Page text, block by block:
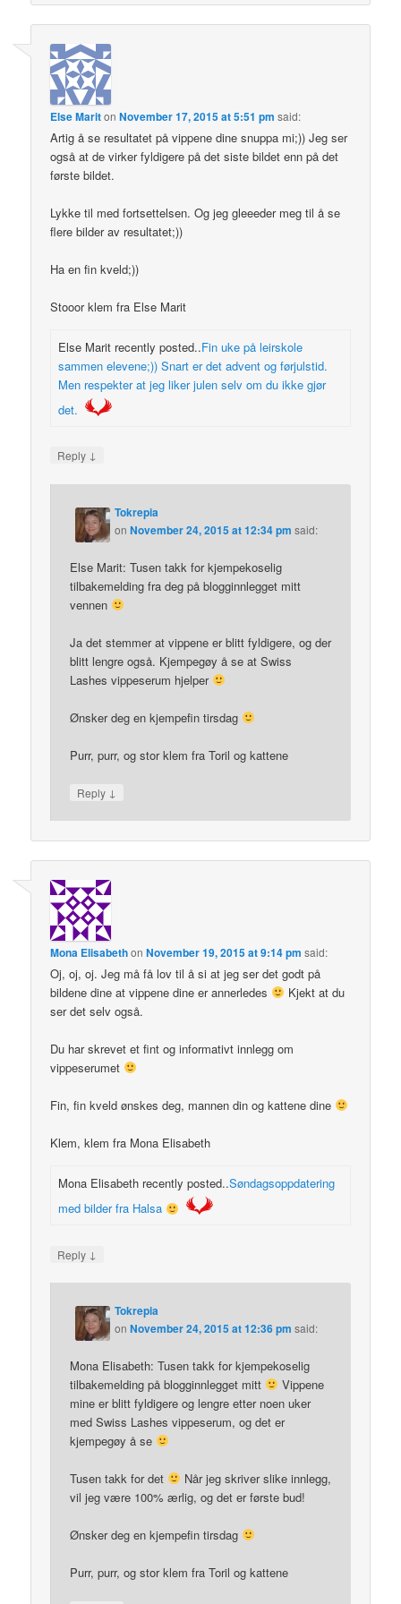
Else MaritonNovember 17, 2015 at 5:51 pm said:
Artig å se resultatet på vippene dine snuppa mi;)) Jeg ser
også at de virker fyldigere på det siste bildet enn på det
første bildet.
Lykke til med fortsettelsen. Og jeg gleeeder meg til å se
flere bilder av resultatet;))
Ha en fin kveld;))
Stooor klem fra Else Marit
Else Marit recently posted..Fin uke på leirskole
sammen elevene;)) Snart er det advent og førjulstid.
Men respekter at jeg liker julen selv om du ikke gjør
det.
Reply ↓
Tokrepia
onNovember 24, 2015 at 12:34 pm said:
Else Marit: Tusen takk for kjempekoselig
tilbakemelding fra deg på blogginnlegget mitt
vennen
Ja det stemmer at vippene er blitt fyldigere, og der
blitt lengre også. Kjempegøy å se at Swiss
Lashes vippeserum hjelper
Ønsker deg en kjempefin tirsdag
Purr, purr, og stor klem fra Toril og kattene
Reply ↓
Mona ElisabethonNovember 19, 2015 at 9:14 pm said:
Oj, oj, oj. Jeg må få lov til å si at jeg ser det godt på
bildene dine at vippene dine er annerledes
Kjekt at du
ser det selv også.
Du har skrevet et fint og informativt innlegg om
vippeserumet
Fin, fin kveld ønskes deg, mannen din og kattene dine
Klem, klem fra Mona Elisabeth
Mona Elisabeth recently posted..Søndagsoppdatering
med bilder fra Halsa
Reply ↓
Tokrepia
onNovember 24, 2015 at 12:36 pm said:
Mona Elisabeth: Tusen takk for kjempekoselig
tilbakemelding på blogginnlegget mitt
Vippene
mine er blitt fyldigere og lengre etter noen uker
med Swiss Lashes vippeserum, og det er
kjempegøy å se
Tusen takk for det
Når jeg skriver slike innlegg,
vil jeg være 100% ærlig, og det er første bud!
Ønsker deg en kjempefin tirsdag
Purr, purr, og stor klem fra Toril og kattene